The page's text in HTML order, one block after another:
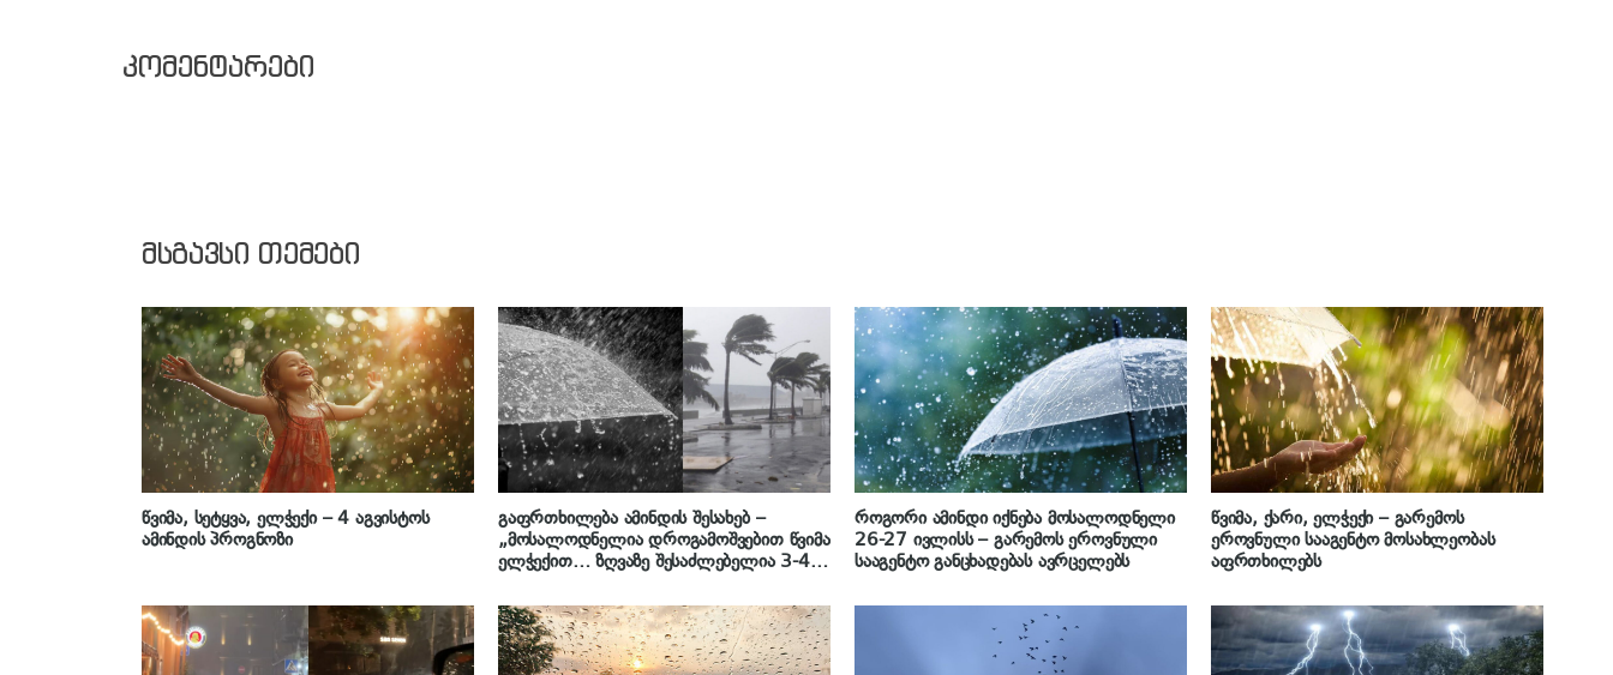
კომენტარები
მსგავსი თემები
წვიმა, სეტყვა, ელჭექი – 4 აგვისტოს
ამინდის პროგნოზი
გაფრთხილება ამინდის შესახებ –
„მოსალოდნელია დროგამოშვებით წვიმა
ელჭექით… ზღვაზე შესაძლებელია 3-4
როგორი ამინდი იქნება მოსალოდნელი
26-27 ივლისს – გარემოს ეროვნული
სააგენტო განცხადებას ავრცელებს
წვიმა, ქარი, ელჭექი – გარემოს
ეროვნული სააგენტო მოსახლეობას
აფრთხილებს